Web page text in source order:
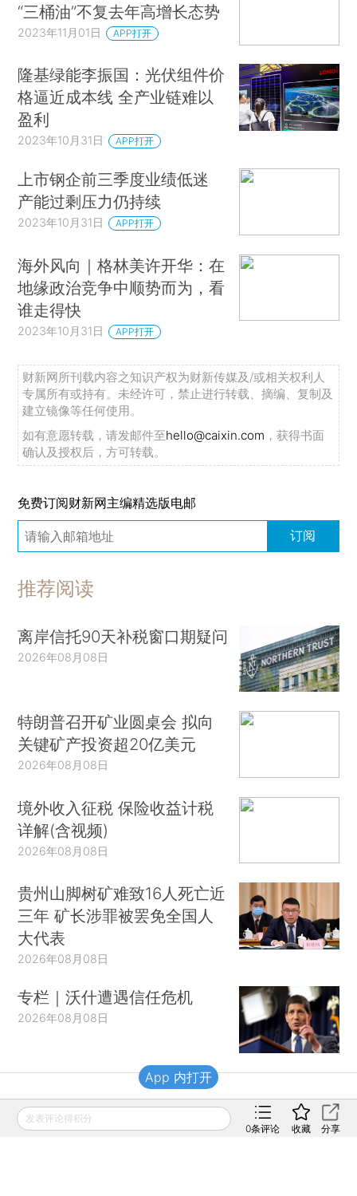
“三桶油”不复去年高增长态势
2023年11月01日 APP打开
隆基绿能李振国：光伏组件价
格逼近成本线 全产业链难以
盈利
2023年10月31日 APP打开
上市钢企前三季度业绩低迷
产能过剩压力仍持续
2023年10月31日 APP打开
海外风向｜格林美许开华：在
地缘政治竞争中顺势而为，看
谁走得快
2023年10月31日 APP打开
财新网所刊载内容之知识产权为财新传媒及/或相关权利人
专属所有或持有。未经许可，禁止进行转载、摘编、复制及
建立镜像等任何使用。
如有意愿转载，请发邮件至hello@caixin.com ，获得书面
确认及授权后，方可转载。
免费订阅财新网主编精选版电邮
订阅
推荐阅读
离岸信托90天补税窗口期疑问
2026年08月08日
特朗普召开矿业圆桌会 拟向
关键矿产投资超20亿美元
2026年08月08日
境外收入征税 保险收益计税
详解(含视频)
2026年08月08日
贵州山脚树矿难致16人死亡近
三年 矿长涉罪被罢免全国人
大代表
2026年08月08日
专栏｜沃什遭遇信任危机
2026年08月08日
财新移动
发表评论得积分
0条评论 收藏 分享
App 内打开